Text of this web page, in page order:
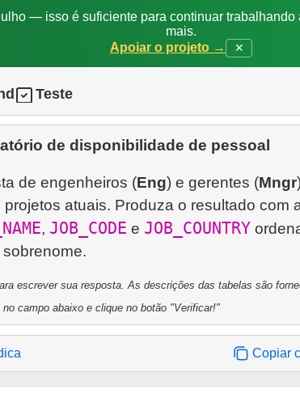
— isso é suficiente para continuar trabalhando
mais.
Apoiar o projeto →
✕
Teste
de disponibilidade de pessoal
de engenheiros (Eng) e gerentes (Mngr
atuais. Produza o resultado com
, JOB_CODE e JOB_COUNTRY
escrever sua resposta. As descrições das tabelas são
campo abaixo e clique no botão "Verificar!"
Copiar